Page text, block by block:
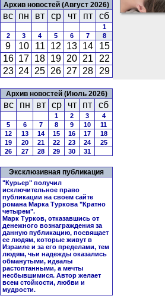
Архив новостей (Август 2026)
вс пн вт ср чт пт сб
1
2
3 4 5 6 7 8
9 10 11 12 13 14
15
16 17 18 19 20 21
22
23 24 25 26 27 28 29
Архив новостей (Июль 2026)
вс пн вт ср чт пт сб
1 2 3
4
5
6 7 8 9 10
11
12
13 14 15 16 17
18
19
20 21 22 23 24
25
26
27 28 29 30 31
Эксклюзивная публикация
"Курьер" получил
исключительное право
публикации на своем сайте
романа Марка Туркова "Кратно
четырем".
Марк Турков, отказавшись от
денежного вознаграждения за
данную публикацию, посвящает
ее людям, которые живут в
Израиле и за его пределами, тем
людям, чьи надежды оказались
обманутыми, идеалы
растоптанными, а мечты
несбывшимися. Автор желает
всем стойкости, любви и
мудрости.